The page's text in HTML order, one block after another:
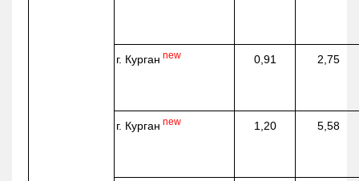
г. Курган new 0,91 2,75
г. Курган new 1,20 5,58